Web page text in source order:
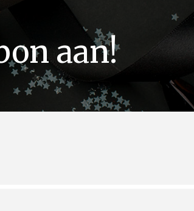
Reserveren
aan!